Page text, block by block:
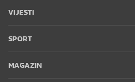
VIJESTI
SPORT
MAGAZIN